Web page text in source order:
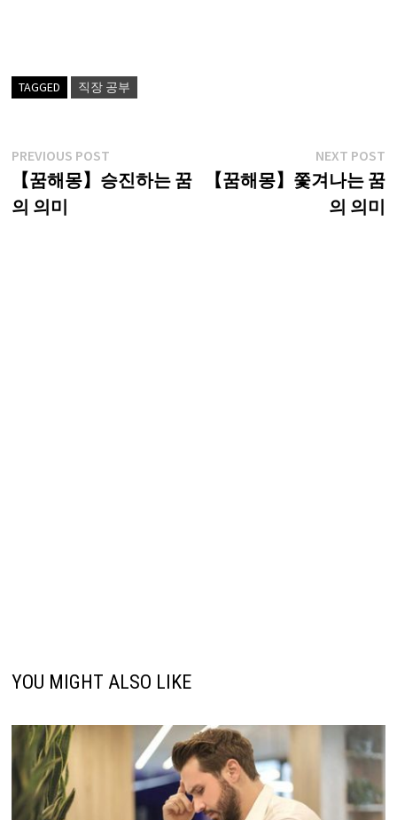
TAGGED 직장 공부
글
탐
색
PREVIOUS POSTPrevious
post:
【꿈해몽】승진하는 꿈
의 의미
NEXT POST
【꿈해몽】쫓겨나는 꿈
의 의미
YOU MIGHT ALSO LIKE